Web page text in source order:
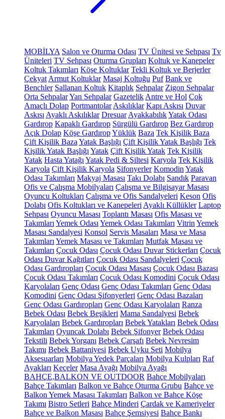
MOBİLYA Salon ve Oturma Odası TV Ünitesi ve Sehpası Tv
Üniteleri TV Sehpası Oturma Grupları Koltuk ve Kanepeler
Koltuk Takımları Köşe Koltuklar Tekli Koltuk ve Berjerler
Çekyat Armut Koltuklar Masaj Koltuğu Puf Bank ve
Benchler Sallanan Koltuk Kitaplık Sehpalar Zigon Sehpalar
Orta SehpalarYan Sehpalar Gazetelik Antre ve Hol Çok
Amaçlı Dolap Portmantolar Askılıklar Kapı Askısı Duvar
Askısı Ayaklı Askılıklar Dresuar AyakkabılıkYatak Odası
Gardırop Kapaklı Gardırop Sürgülü Gardırop Bez Gardırop
Açık Dolap Köşe GardıropYüklük Baza Tek Kişilik Baza
Çift Kişilik Baza Yatak Başlığı Çift Kişilik Yatak Başlığı Tek
Kişilik Yatak Başlığı Yatak Çift Kişilik Yatak Tek Kişilik
Yatak Hasta Yatağı Yatak Pedi & Şiltesi Karyola Tek Kişilik
Karyola Çift Kişilik Karyola Şifonyerler Komodin Yatak
Odası Takımları Makyaj Masası Takı Dolabı Sandık Paravan
Ofis ve Çalışma Mobilyaları Çalışma ve Bilgisayar Masası
Oyuncu Koltukları Çalışma ve Ofis Sandalyeleri Keson Ofis
Dolabı Ofis Koltukları ve Kanepeleri Ayaklı Küllükler Laptop
Sehpası Oyuncu Masası Toplantı Masası Ofis Masası ve
Takımları Yemek Odası Yemek Odası Takımları Vitrin Yemek
Masası Sandalyesi Konsol Servis Masaları Masa ve Masa
Takımları Yemek Masası ve Takımları Mutfak Masası ve
Takımları Çocuk Odası Çocuk Odası Duvar Stickerları Çocuk
Odası Duvar Kağıtları Çocuk Odası Sandalyeleri Çocuk
Odası Gardıropları Çocuk Odası Masası Çocuk Odası Bazası
Çocuk Odası Takımları Çocuk Odası Komodini Çocuk Odası
Karyolaları Genç Odası Genç Odası Takımları Genç Odası
Komodini Genç Odası Şifonyerleri Genç Odası Bazaları
Genç Odası Gardıropları Genç Odası Karyolaları Ranza
Bebek Odası Bebek Beşikleri Mama Sandalyesi Bebek
Karyolaları Bebek Gardıropları Bebek Yatakları Bebek Odası
Takımları Oyuncak Dolabı Bebek Şifonyer Bebek Odası
Tekstili Bebek Yorganı Bebek Çarşafı Bebek Nevresim
Takımı Bebek Battaniyesi Bebek Uyku Seti Mobilya
Aksesuarları Mobilya Yedek Parçaları Mobilya Kulpları Raf
Ayakları Keçeler Masa Ayağı Mobilya Ayağı
BAHÇE,BALKON VE OUTDOOR Bahçe Mobilyaları
Bahçe Takımları Balkon ve Bahçe Oturma Grubu Bahçe ve
Balkon Yemek Masası Takımları Balkon ve Bahçe Köşe
Takımı Bistro Setleri Bahçe Minderi Çardak ve Kameriyeler
Bahçe ve Balkon Masası Bahçe Şemsiyesi Bahçe Bankı